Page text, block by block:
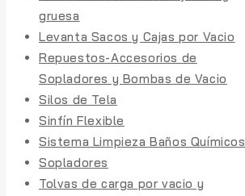
gruesa
Levanta Sacos y Cajas por Vacio
Repuestos-Accesorios de
Sopladores y Bombas de Vacio
Silos de Tela
Sinfín Flexible
Sistema Limpieza Baños Químicos
Sopladores
Tolvas de carga por vacio y